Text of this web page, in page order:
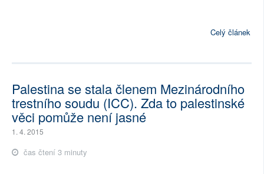
Celý článek
Palestina se stala členem Mezinárodního
trestního soudu (ICC). Zda to palestinské
věci pomůže není jasné
1. 4. 2015
čas čtení 3 minuty